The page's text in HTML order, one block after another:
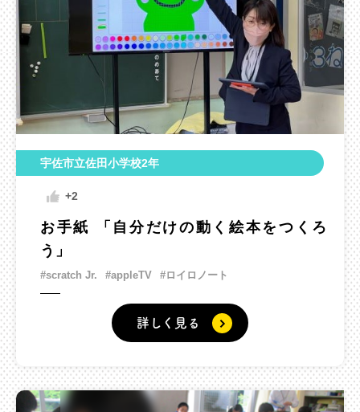
宇佐市立佐田小学校2年
+2
お手紙 「自分だけの動く絵本をつくろ
う」
#scratch Jr. #appleTV #ロイロノート
詳しく見る